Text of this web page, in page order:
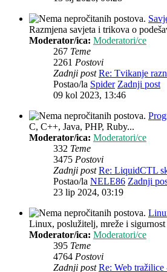
Razmjena savjeta i trikova o
Moderator/ica: Moderatori/ce
267 Teme
2261 Postovi
Zadnji post Re: Tvikanje
Postao/la Spider Zadnji post
09 kol 2023, 13:46
C, C++, Java, PHP, Ruby...
Moderator/ica: Moderatori/ce
332 Teme
3475 Postovi
Zadnji post Re: LiquidCTL
Postao/la NELE86 Zadnji
23 lip 2024, 03:19
Linux, poslužitelj, mreže i sigurnost
Moderator/ica: Moderatori/ce
395 Teme
4764 Postovi
Zadnji post Re: Web tražilice